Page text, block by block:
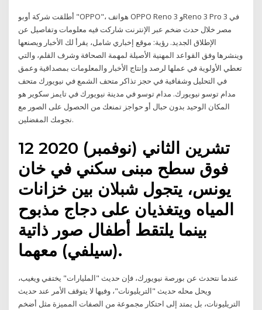
أطلقت شركة أوبو "OPPO"، هواتف OPPO Reno 3 وReno 3 Pro 3 في
مصر خلال حدث ضخم عبر الإنترنت شاركت فيه معلومات وتفاصيل عن
الإطلاق الجديد. رؤية: موقع إخباري شامل، يقرأ لك الأخبار ويصنعها
وينشرها وفق القواعد المهنية الأصيلة لمهمة الصحافة وشرف القلم، والتي
تعطي الأولوية في عملها لرصد وإنتاج الأخبار والمعلومات بمصداقية وعمق
في التحليل وشفافية في حجز تذاكر متحف الشمع في نيويورك متحف
مدام توسو نيويورك. مدام توسو في مدينة نيويورك في تايمز سكوير هو
المكان الوحيد بدون حبال أو حواجز تمنعك من الحصول على الصور مع
نجومك المفضلين.
12 تشرين الثاني (نوفمبر) 2020
فوق سطح مبنى سكني في خان
يونس، يتجول شبلان بين خزانات
المياه ويتغذيان على دجاج مذبوح
بينما يلتقط أطفال صور ذاتية
(سيلفي) معهما.
عندما نتحدث عن بورصة نيويورك، فإن حديث "المليارات" يختفي ويغيب،
ويحل محله حديث "التريليونات"، وفيها لا يتوقف الأمر عند حديث
التريليونات، بل يمتد إلى احتكار مجموعة من الصفات المميزة مثل أضخم